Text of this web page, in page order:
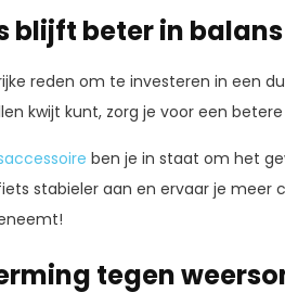
blijft beter in balans
reden om te investeren in een
kwijt kunt, zorg je voor een
ben je in staat om het
stabieler aan en ervaar je
tegen